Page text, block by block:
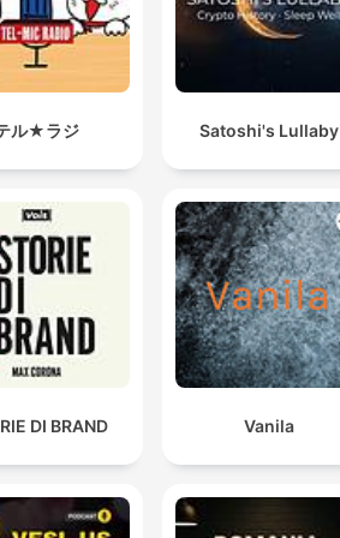
ル★ラジ Satoshi's Lullaby
DI BRAND Vanila